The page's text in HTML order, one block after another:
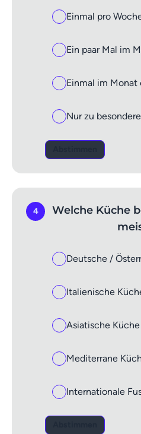
Einmal pro
Ein paar Mal im
Einmal im Monat
Nur zu
4
Welche Küche
Deutsche /
Italienische
Asiatische Küche
Mediterrane
Internationale